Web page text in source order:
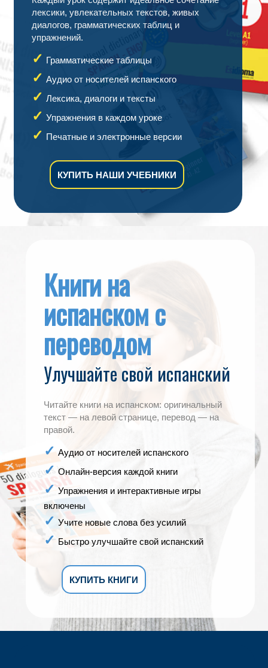
лексики, увлекательных текстов, живых
диалогов, грамматических таблиц и
упражнений.
Грамматические таблицы
Аудио от носителей испанского
Лексика, диалоги и тексты
Упражнения в каждом уроке
Печатные и электронные версии
КУПИТЬ НАШИ УЧЕБНИКИ
Книги на
испанском с
переводом
Улучшайте свой испанский
Читайте книги на испанском: оригинальный
текст — на левой странице, перевод — на
правой.
Аудио от носителей испанского
Онлайн-версия каждой книги
Упражнения и интерактивные игры
включены
Учите новые слова без усилий
Быстро улучшайте свой испанский
КУПИТЬ КНИГИ